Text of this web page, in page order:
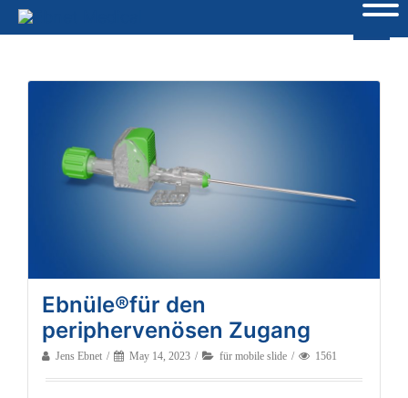
Ebnüle®für den
periphervenösen Zugang
Jens Ebnet May 14, 2023 für mobile slide 1561